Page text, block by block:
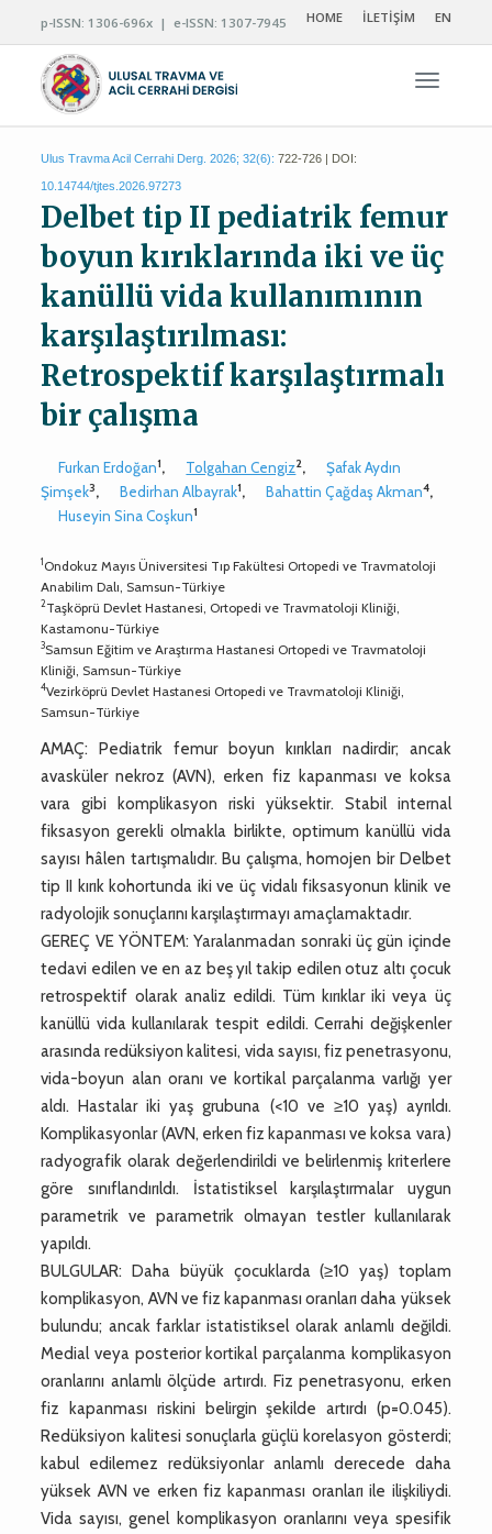
p-ISSN: 1306-696x | e-ISSN: 1307-7945 HOME İLETİŞİM EN
Ulus Travma Acil Cerrahi Derg. 2026; 32(6): 722-726 | DOI:
10.14744/tjtes.2026.97273
Delbet tip II pediatrik femur
boyun kırıklarında iki ve üç
kanüllü vida kullanımının
karşılaştırılması:
Retrospektif karşılaştırmalı
bir çalışma
Furkan Erdoğan1, Tolgahan Cengiz2,
Şafak Aydın
Şimşek3, Bedirhan Albayrak1, Bahattin Çağdaş Akman4,
Huseyin Sina Coşkun1
1Ondokuz Mayıs Üniversitesi Tıp Fakültesi Ortopedi ve Travmatoloji
Anabilim Dalı, Samsun-Türkiye
2Taşköprü Devlet Hastanesi, Ortopedi ve Travmatoloji Kliniği,
Kastamonu-Türkiye
3Samsun Eğitim ve Araştırma Hastanesi Ortopedi ve Travmatoloji
Kliniği, Samsun-Türkiye
4Vezirköprü Devlet Hastanesi Ortopedi ve Travmatoloji Kliniği,
Samsun-Türkiye
AMAÇ: Pediatrik femur boyun kırıkları nadirdir; ancak
avasküler nekroz (AVN), erken fiz kapanması ve koksa
vara gibi komplikasyon riski yüksektir. Stabil internal
fiksasyon gerekli olmakla birlikte, optimum kanüllü vida
sayısı hâlen tartışmalıdır. Bu çalışma, homojen bir Delbet
tip II kırık kohortunda iki ve üç vidalı fiksasyonun klinik ve
radyolojik sonuçlarını karşılaştırmayı amaçlamaktadır.
GEREÇ VE YÖNTEM: Yaralanmadan sonraki üç gün içinde
tedavi edilen ve en az beş yıl takip edilen otuz altı çocuk
retrospektif olarak analiz edildi. Tüm kırıklar iki veya üç
kanüllü vida kullanılarak tespit edildi. Cerrahi değişkenler
arasında redüksiyon kalitesi, vida sayısı, fiz penetrasyonu,
vida-boyun alan oranı ve kortikal parçalanma varlığı yer
aldı. Hastalar iki yaş grubuna (<10 ve ≥10 yaş) ayrıldı.
Komplikasyonlar (AVN, erken fiz kapanması ve koksa vara)
radyografik olarak değerlendirildi ve belirlenmiş kriterlere
göre sınıflandırıldı. İstatistiksel karşılaştırmalar uygun
parametrik ve parametrik olmayan testler kullanılarak
yapıldı.
BULGULAR: Daha büyük çocuklarda (≥10 yaş) toplam
komplikasyon, AVN ve fiz kapanması oranları daha yüksek
bulundu; ancak farklar istatistiksel olarak anlamlı değildi.
Medial veya posterior kortikal parçalanma komplikasyon
oranlarını anlamlı ölçüde artırdı. Fiz penetrasyonu, erken
fiz kapanması riskini belirgin şekilde artırdı (p=0.045).
Redüksiyon kalitesi sonuçlarla güçlü korelasyon gösterdi;
kabul edilemez redüksiyonlar anlamlı derecede daha
yüksek AVN ve erken fiz kapanması oranları ile ilişkiliydi.
Vida sayısı, genel komplikasyon oranlarını veya spesifik